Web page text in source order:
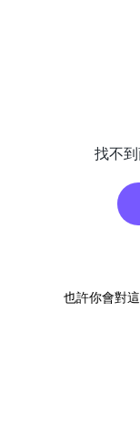
找不
也許你會對